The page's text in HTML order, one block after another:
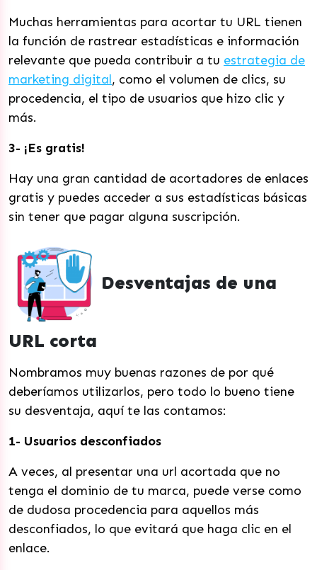
Muchas herramientas para acortar tu URL tienen
la función de rastrear estadísticas e información
relevante que pueda contribuir a tu estrategia de
marketing digital, como el volumen de clics, su
procedencia, el tipo de usuarios que hizo clic y
más.
3- ¡Es gratis!
Hay una gran cantidad de acortadores de enlaces
gratis y puedes acceder a sus estadísticas básicas
sin tener que pagar alguna suscripción.
Desventajas de una
URL corta
Nombramos muy buenas razones de por qué
deberíamos utilizarlos, pero todo lo bueno tiene
su desventaja, aquí te las contamos:
1- Usuarios desconfiados
A veces, al presentar una url acortada que no
tenga el dominio de tu marca, puede verse como
de dudosa procedencia para aquellos más
desconfiados, lo que evitará que haga clic en el
enlace.